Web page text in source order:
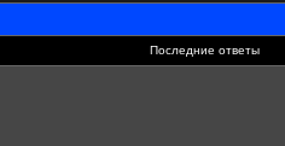
Последние ответы